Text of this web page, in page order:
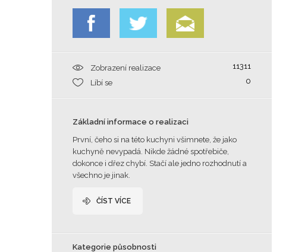
Zobrazení realizace
11311
Líbí se
0
Základní informace o realizaci
První, čeho si na této kuchyni všimnete, že jako
kuchyně nevypadá. Nikde žádné spotřebiče,
dokonce i dřez chybí. Stačí ale jedno rozhodnutí a
všechno je jinak.
ČÍST VÍCE
Kategorie působnosti